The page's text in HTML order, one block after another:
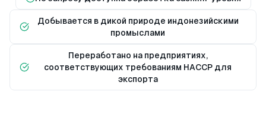
Добывается в дикой природе индонезийскими
промыслами
Переработано на предприятиях,
соответствующих требованиям HACCP для
экспорта